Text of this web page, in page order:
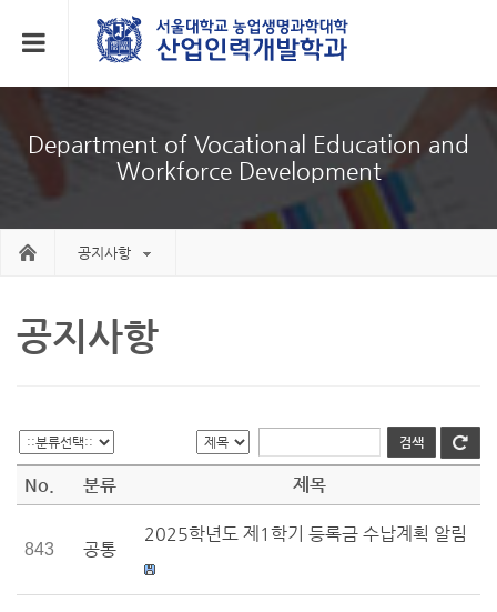
Department of Vocational Education and
Workforce Development
공지사항
공지사항
No. 분류 제목
843 공통
2025학년도 제1학기 등록금 수납계획 알림